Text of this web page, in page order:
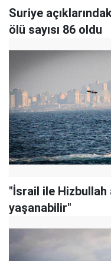
Suriye
ölü sayısı 86 oldu
"İsrail ile Hizbullah
yaşanabilir"